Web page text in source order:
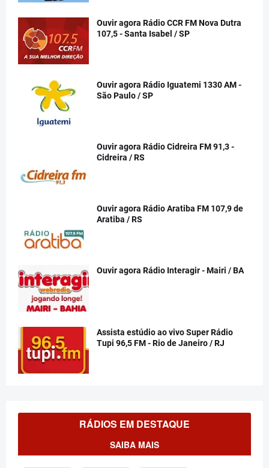
Ouvir agora Rádio CCR FM Nova Dutra
107,5 - Santa Isabel / SP
Ouvir agora Rádio Iguatemi 1330 AM -
São Paulo / SP
Ouvir agora Rádio Cidreira FM 91,3 -
Cidreira / RS
Ouvir agora Rádio Aratiba FM 107,9 de
Aratiba / RS
Ouvir agora Rádio Interagir - Mairi / BA
Assista estúdio ao vivo Super Rádio
Tupi 96,5 FM - Rio de Janeiro / RJ
RÁDIOS EM DESTAQUE
SAIBA MAIS